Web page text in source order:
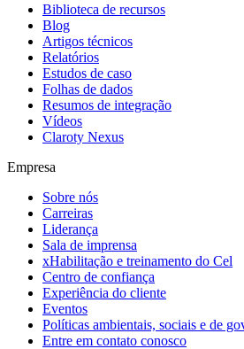
Biblioteca de recursos
Blog
Artigos técnicos
Relatórios
Estudos de caso
Folhas de dados
Resumos de integração
Vídeos
Claroty Nexus
Empresa
Sobre nós
Carreiras
Liderança
Sala de imprensa
xHabilitação e treinamento do Cel
Centro de confiança
Experiência do cliente
Eventos
Políticas ambientais, sociais e de
Entre em contato conosco